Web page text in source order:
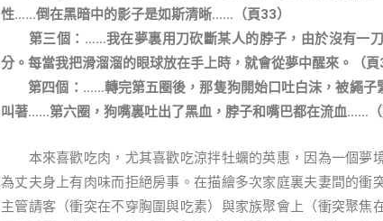
性……倒在黑暗中的影子是如斯清晰……（頁33）
第三個：……我在夢裏用刀砍斷某人的脖子，由於沒有一刀
分。每當我把滑溜溜的眼球放在手上時，就會從夢中醒來。（頁
第四個：……轉完第五圈後，那隻狗開始口吐白沫，被繩子
叫著……第六圈，狗嘴裏吐出了黑血，脖子和嘴巴都在流血……（
本來喜歡吃肉，尤其喜歡吃涼拌牡蠣的英惠，因為一個夢
為丈夫身上有肉味而拒絕房事。在描繪多次家庭裏夫妻間的衝
主管請客（衝突在不穿胸圍與吃素）與家族聚會上（衝突聚焦